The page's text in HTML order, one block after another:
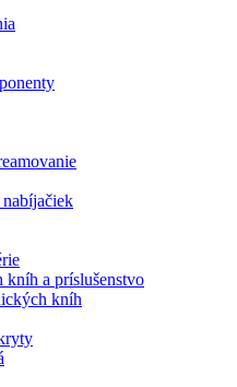
a príslušenstvo
kníh